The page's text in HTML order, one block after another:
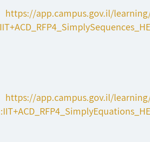
https://app.campus.gov.il/
https://app.campus.gov.il/